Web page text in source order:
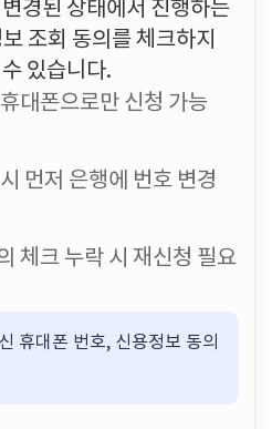
경된 상태에서 진행하는
조회 동의를 체크하지
있습니다.
대폰으로만 신청 가능
먼저 은행에 번호 변경
체크 누락 시 재신청 필요
휴대폰 번호, 신용정보 동의